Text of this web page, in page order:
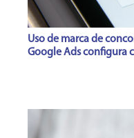
Uso de marca de
Google Ads configura